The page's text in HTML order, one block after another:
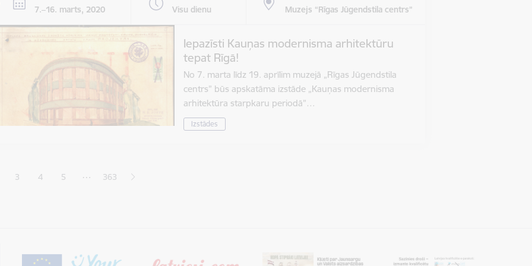
7.–16. marts, 2020 Visu dienu Muzejs “Rīgas Jūgendstila centrs”
Iepazīsti Kauņas modernisma arhitektūru
tepat Rīgā!
No 7. marta līdz 19. aprīlim muzejā „Rīgas Jūgendstila
centrs” būs apskatāma izstāde „Kauņas modernisma
arhitektūra starpkaru periodā”…
Izstādes
lapaLapa
3 Lapa
4 Lapa
5 … 363